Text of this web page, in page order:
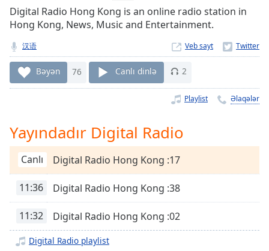
Stream
TypeLIVE
live,
currently
behind
LIVE
Remaining
Playback
Rate
Chapters
Chapters
Descriptions
Digital Radio Hong Kong is an online radio station in
Hong Kong, News, Music and Entertainment.
汉语 Veb sayt
Bəyən 76 Canlı dinlə 2
Playlist Əlaqələr
Yayındadır Digital Radio
Canlı Digital Radio Hong Kong :17
11:36 Digital Radio Hong Kong :38
11:32 Digital Radio Hong Kong :02
Digital Radio playlist